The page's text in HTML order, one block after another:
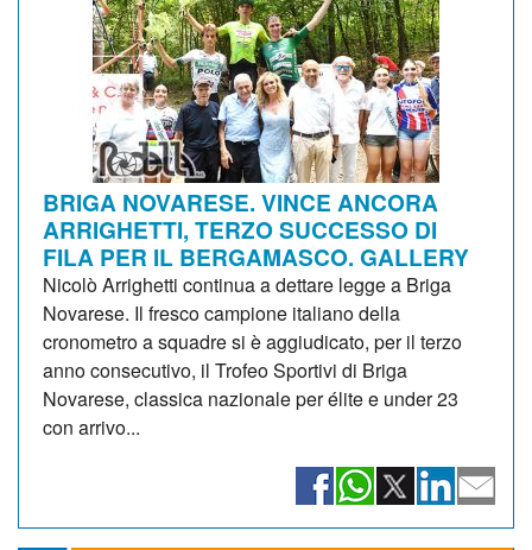
BRIGA NOVARESE. VINCE ANCORA
ARRIGHETTI, TERZO SUCCESSO DI
FILA PER IL BERGAMASCO. GALLERY
Nicolò Arrighetti continua a dettare legge a Briga
Novarese. Il fresco campione italiano della
cronometro a squadre si è aggiudicato, per il terzo
anno consecutivo, il Trofeo Sportivi di Briga
Novarese, classica nazionale per élite e under 23
con arrivo...